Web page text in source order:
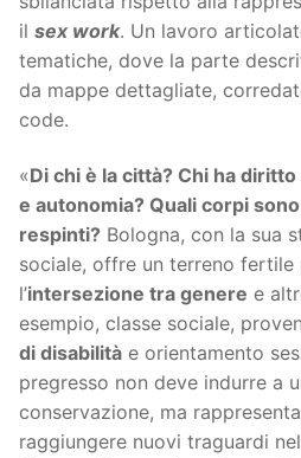
il sex work. Un lavoro
tematiche, dove la parte
da mappe dettagliate,
code.
«Di chi è la città? Chi ha
e autonomia? Quali corpi
respinti? Bologna, con la sua
sociale, offre un terreno fertile
l’intersezione tra genere e
esempio, classe sociale,
di disabilità e orientamento
pregresso non deve indurre a
conservazione, ma
raggiungere nuovi traguardi